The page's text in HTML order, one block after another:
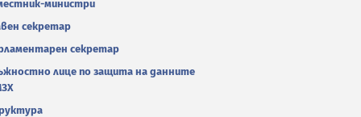
министри
секретар
секретар
лице по защита на данните